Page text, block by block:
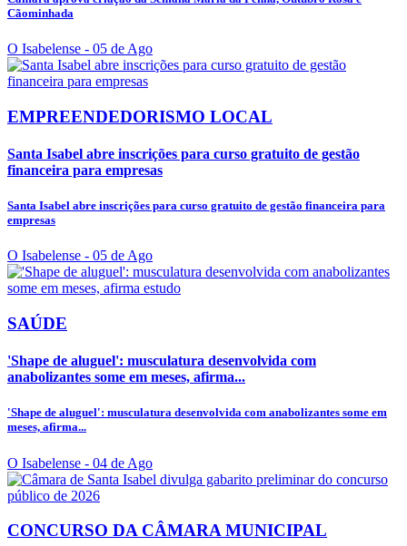
Cãominhada
O Isabelense - 05 de Ago
EMPREENDEDORISMO LOCAL
Santa Isabel abre inscrições para curso gratuito de gestão
financeira para empresas
Santa Isabel abre inscrições para curso gratuito de gestão financeira para
empresas
O Isabelense - 05 de Ago
SAÚDE
'Shape de aluguel': musculatura desenvolvida com
anabolizantes some em meses, afirma...
'Shape de aluguel': musculatura desenvolvida com anabolizantes some em
meses, afirma...
O Isabelense - 04 de Ago
CONCURSO DA CÂMARA MUNICIPAL